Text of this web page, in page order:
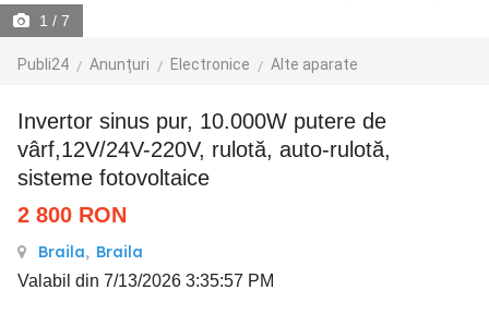
1 / 7
Publi24 Anunțuri Electronice Alte aparate
Invertor sinus pur, 10.000W putere de
vârf,12V/24V-220V, rulotă, auto-rulotă,
sisteme fotovoltaice
2 800 RON
Braila, Braila
Valabil din 7/13/2026 3:35:57 PM